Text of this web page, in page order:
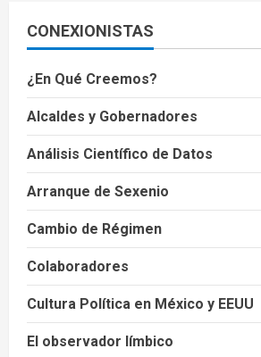
CONEXIONISTAS
¿En Qué Creemos?
Alcaldes y Gobernadores
Análisis Científico de Datos
Arranque de Sexenio
Cambio de Régimen
Colaboradores
Cultura Política en México y EEUU
El observador límbico